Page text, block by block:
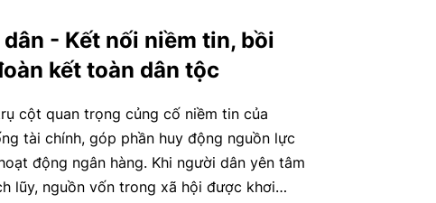
- Kết nối niềm tin, bồi
kết toàn dân tộc
cột quan trọng củng cố niềm tin của
tài chính, góp phần huy động nguồn lực
động ngân hàng. Khi người dân yên tâm
lũy, nguồn vốn trong xã hội được khơi